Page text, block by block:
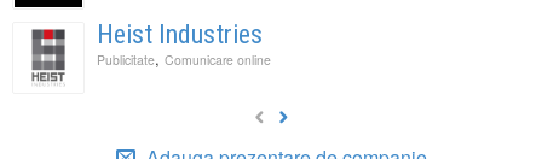
Heist Industries
Publicitate, Comunicare online